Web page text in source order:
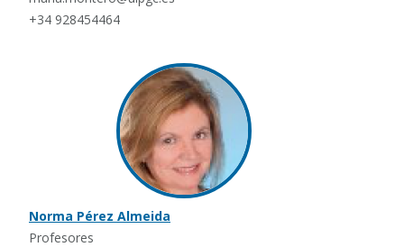
+34 928454464
Norma Pérez Almeida
Profesores